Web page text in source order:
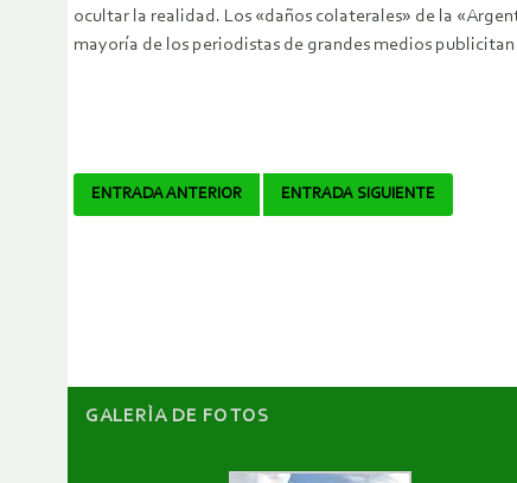
ocultar la realidad. Los «daños colaterales» de la
mayoría de los periodistas de grandes medios
Navegador
ENTRADA ANTERIOR ENTRADA SIGUIENTE
GALERÌA DE FOTOS